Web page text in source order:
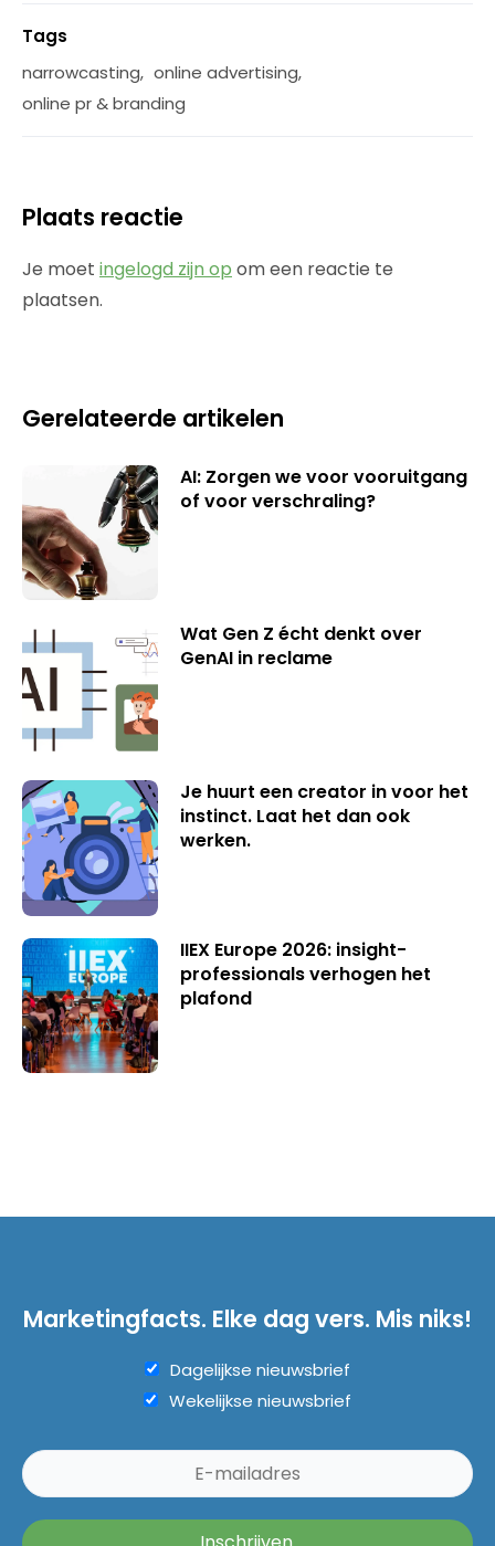
Tags
narrowcasting, online advertising,
online pr & branding
Plaats reactie
Je moet ingelogd zijn op om een reactie te
plaatsen.
Gerelateerde artikelen
AI: Zorgen we voor vooruitgang
of voor verschraling?
Wat Gen Z écht denkt over
GenAI in reclame
Je huurt een creator in voor het
instinct. Laat het dan ook
werken.
IIEX Europe 2026: insight-
professionals verhogen het
plafond
Marketingfacts. Elke dag vers. Mis niks!
Dagelijkse nieuwsbrief
Wekelijkse nieuwsbrief